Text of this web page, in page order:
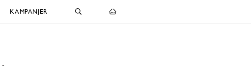
KAMPANJER